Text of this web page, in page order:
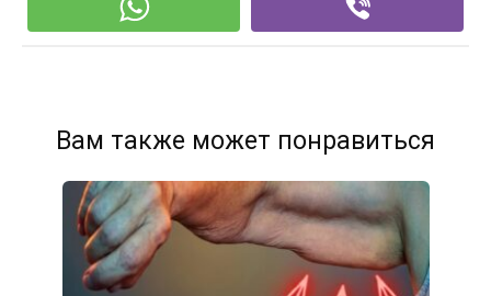
Вам также может понравиться